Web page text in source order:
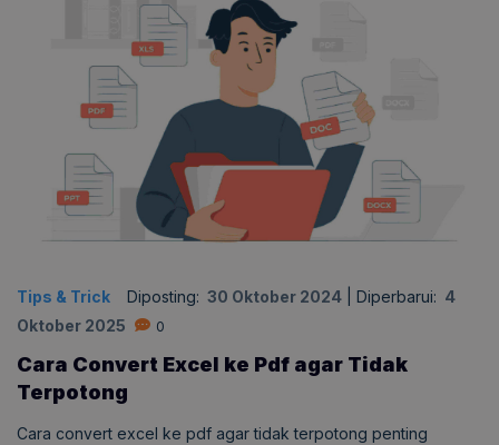
Tips & Trick Diposting: 30 Oktober 2024 Diperbarui: 4
Oktober 2025
0
Cara Convert Excel ke Pdf agar Tidak
Terpotong
Cara convert excel ke pdf agar tidak terpotong penting